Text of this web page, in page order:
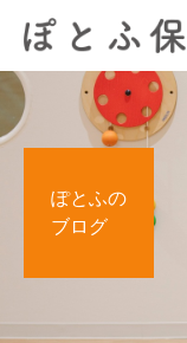
ぽとふの
ブログ